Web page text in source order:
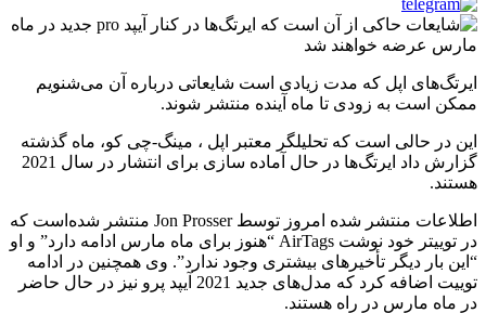
ایرتگ‌های اپل که مدت زیادی است شایعاتی درباره آن می‌شنویم
ممکن است به زودی تا ماه آینده منتشر شوند.
این در حالی است که تحلیلگر معتبر اپل ، مینگ-چی کو، ماه گذشته
گزارش داد ایرتگ‌ها در حال آماده سازی برای انتشار در سال 2021
هستند.
اطلاعات منتشر شده امروز توسط Jon Prosser منتشر شده‌است که
در توییتر خود نوشت AirTags “هنوز برای ماه مارس ادامه دارد” و او
“این بار دیگر تأخیرهای بیشتری وجود ندارد”. وی همچنین در ادامه
توییت اضافه کرد که مدل‌های جدید 2021 آیپد پرو نیز در حال حاضر
در ماه مارس در راه هستند.